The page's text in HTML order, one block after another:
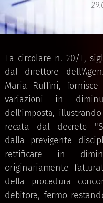
La circolare n. 20/E,
dal direttore
Maria Ruffini,
variazioni in
dell'imposta,
recata dal decreto
dalla previgente
rettificare in
originariamente
della procedura
debitore, fermo